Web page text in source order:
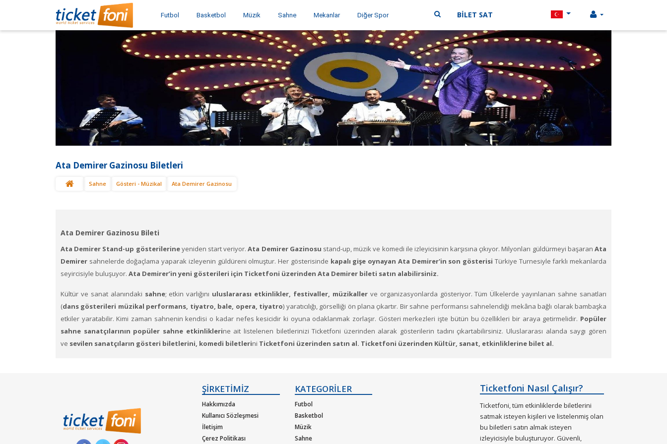
Futbol Basketbol Müzik Sahne Mekanlar Diğer Spor BİLET SAT
Ata Demirer Gazinosu Biletleri
Sahne Gösteri - Müzikal Ata Demirer Gazinosu
Ata Demirer Gazinosu Bileti
Ata Demirer Stand-up gösterilerineyeniden start veriyor.Ata Demirer Gazinosu stand-up, müzik ve komedi ile izleyicisinin karşısına çıkıyor. Milyonları güldürmeyi başaranAta
Demirer sahnelerde doğaçlama yaparak izleyenin güldüreni olmuştur. Her gösterisinde kapalı gişe oynayan Ata Demirer'in son gösterisi Türkiye Turnesiyle farklı mekanlarda
seyircisiyle buluşuyor. Ata Demirer’in yeni gösterileri için Ticketfoni üzerinden Ata Demirer bileti satın alabilirsiniz.
Kültür ve sanat alanındaki sahne; etkin varlığını uluslararası etkinlikler, festivaller, müzikallerve organizasyonlarda gösteriyor. Tüm Ülkelerde yayınlanan sahne sanatları
(dans gösterileri müzikal performans, tiyatro, bale, opera, tiyatro) yaratıcılığı, görselliği ön plana çıkartır. Bir sahne performansı sahnelendiği mekâna bağlı olarak bambaşka
etkiler yaratabilir. Kimi zaman sahnenin kendisi o kadar nefes kesicidir ki oyuna odaklanmak zorlaşır. Gösteri merkezleri işte bütün bu özellikleri bir araya getirmelidir. Popüler
sahne sanatçılarının popüler sahne etkinliklerine ait listelenen biletlerinizi Ticketfoni üzerinden alarak gösterilerin tadını çıkartabilirsiniz. Uluslararası alanda saygı gören
ve sevilen sanatçıların gösteri biletlerini, komedi biletlerini Ticketfoni üzerinden satın al. Ticketfoni üzerinden Kültür, sanat, etkinliklerine bilet al.
Ticketfoniye üye olunuz. Bilet seçiminizi yapınız. (Katılmak istediğiniz etkinlik ya da etkinliklere ait siteye optimize edilmiş oturma planları ve kategori sayesinde bilet seçiminizi
2.Size sunulan güvenli Ödeme adımına geçiniz. Artık biletiniz hazır.
ŞİRKETİMİZ
Hakkımızda
Kullanıcı Sözleşmesi
İletişim
Çerez Politikası
KATEGORİLER
Futbol
Basketbol
Müzik
Sahne
Ticketfoni Nasıl Çalışır?
Ticketfoni, tüm etkinliklerde biletlerini
satmak isteyen kişileri ve listelenmiş olan
bu biletleri satın almak isteyen
izleyicisiyle buluşturuyor. Güvenli,